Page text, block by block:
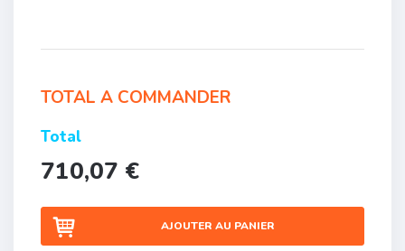
TOTAL A COMMANDER
Total
710,07 €
AJOUTER AU PANIER